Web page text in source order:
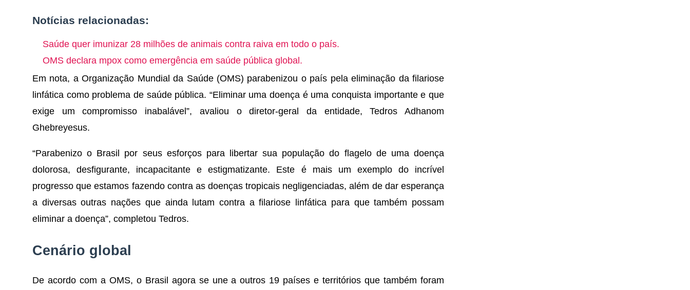
Notícias relacionadas:
Saúde quer imunizar 28 milhões de animais contra raiva em todo o país.
OMS declara mpox como emergência em saúde pública global.
Em nota, a Organização Mundial da Saúde (OMS) parabenizou o país pela eliminação da filariose
linfática como problema de saúde pública. “Eliminar uma doença é uma conquista importante e que
exige um compromisso inabalável”, avaliou o diretor-geral da entidade, Tedros Adhanom
Ghebreyesus.
“Parabenizo o Brasil por seus esforços para libertar sua população do flagelo de uma doença
dolorosa, desfigurante, incapacitante e estigmatizante. Este é mais um exemplo do incrível
progresso que estamos fazendo contra as doenças tropicais negligenciadas, além de dar esperança
a diversas outras nações que ainda lutam contra a filariose linfática para que também possam
eliminar a doença”, completou Tedros.
Cenário global
De acordo com a OMS, o Brasil agora se une a outros 19 países e territórios que também foram